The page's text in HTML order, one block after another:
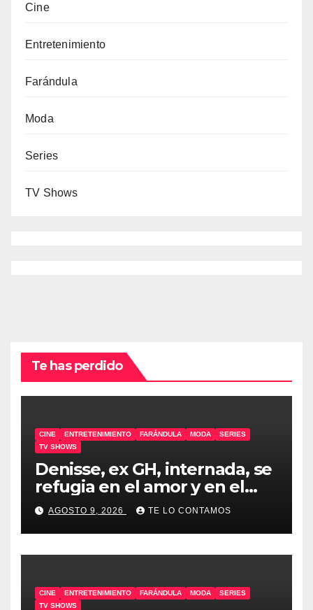
Cine
Entretenimiento
Farándula
Moda
Series
TV Shows
Te has perdido
CINE ENTRETENIMIENTO FARÁNDULA MODA
SERIES
TV SHOWS
Denisse, ex GH, internada, se
refugia en el amor y en el
humor
AGOSTO 9, 2026 TE LO CONTAMOS
CINE ENTRETENIMIENTO FARÁNDULA MODA
SERIES
TV SHOWS